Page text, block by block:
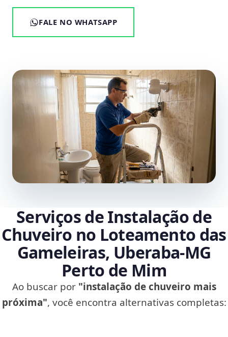
FALE NO WHATSAPP
Serviços de Instalação de
Chuveiro no Loteamento das
Gameleiras, Uberaba‑MG
Perto de Mim
Ao buscar por "instalação de chuveiro mais
próxima", você encontra alternativas completas: